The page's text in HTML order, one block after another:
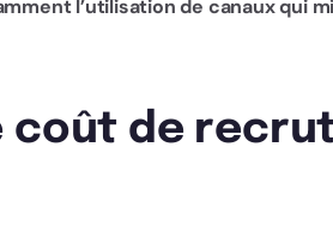
l’utilisation de canaux qui
coût de